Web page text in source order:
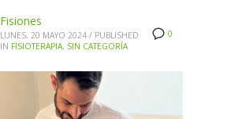
0
Fisiones
LUNES, 20 MAYO 2024 / PUBLISHED
IN FISIOTERAPIA, SIN CATEGORÍA